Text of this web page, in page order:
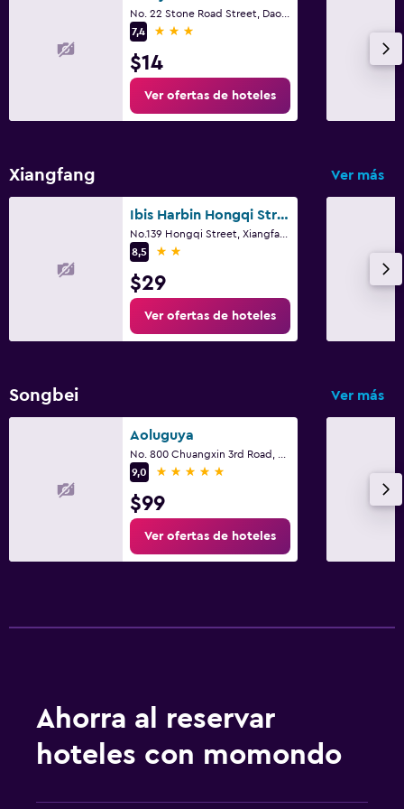
7,4
3 estrellas
$14
Ver ofertas de hoteles
Xiangfang Ver más
Ibis Harbin Hongqi Street Hotel
8,5
2 estrellas
$29
Ver ofertas de hoteles
Songbei Ver más
Aoluguya
9,0
5 estrellas
$99
Ver ofertas de hoteles
Ahorra al reservar
hoteles con momondo